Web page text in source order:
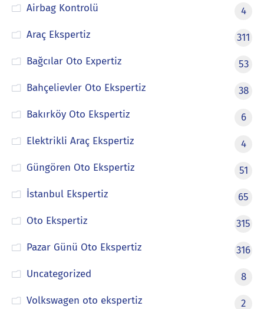
Airbag Kontrolü
4
Araç Ekspertiz
311
Bağcılar Oto Expertiz
53
Bahçelievler Oto Ekspertiz
38
Bakırköy Oto Ekspertiz
6
Elektrikli Araç Ekspertiz
4
Güngören Oto Ekspertiz
51
İstanbul Ekspertiz
65
Oto Ekspertiz
315
Pazar Günü Oto Ekspertiz
316
Uncategorized
8
Volkswagen oto ekspertiz
2